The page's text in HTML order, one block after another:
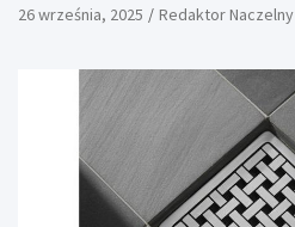
26 września, 2025 Redaktor Naczelny